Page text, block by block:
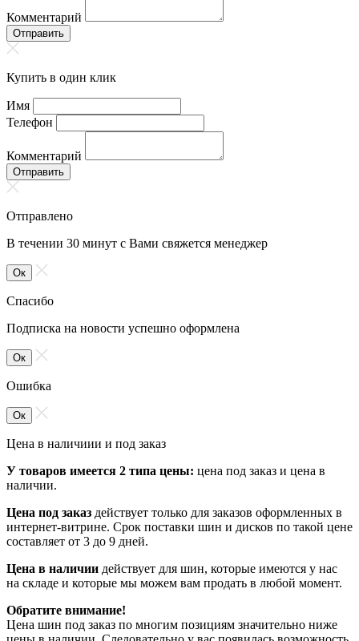
Комментарий
Отправить
Купить в один клик
Имя
Телефон
Комментарий
Отправить
Отправлено
В течении 30 минут с Вами свяжется менеджер
Ок
Спасибо
Подписка на новости успешно оформлена
Ок
Ошибка
Ок
Цена в наличиии и под заказ
У товаров имеется 2 типа цены: цена под заказ и цена в
наличии.
Цена под заказ действует только для заказов оформленных в
интернет-витрине. Срок поставки шин и дисков по такой цене
составляет от 3 до 9 дней.
Цена в наличии действует для шин, которые имеются у нас
на складе и которые мы можем вам продать в любой момент.
Обратите внимание!
Цена шин под заказ по многим позициям значительно ниже